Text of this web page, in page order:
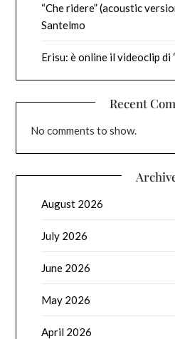
“Che ridere” (acoustic
Santelmo
Erisu: è online il videoclip di
Recent
No comments to show.
August 2026
July 2026
June 2026
May 2026
April 2026